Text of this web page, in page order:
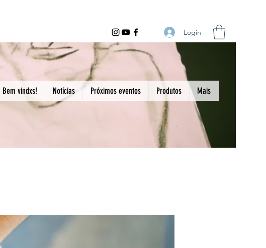
Login
Bem vindxs! Notícias Próximos eventos Produtos Mais